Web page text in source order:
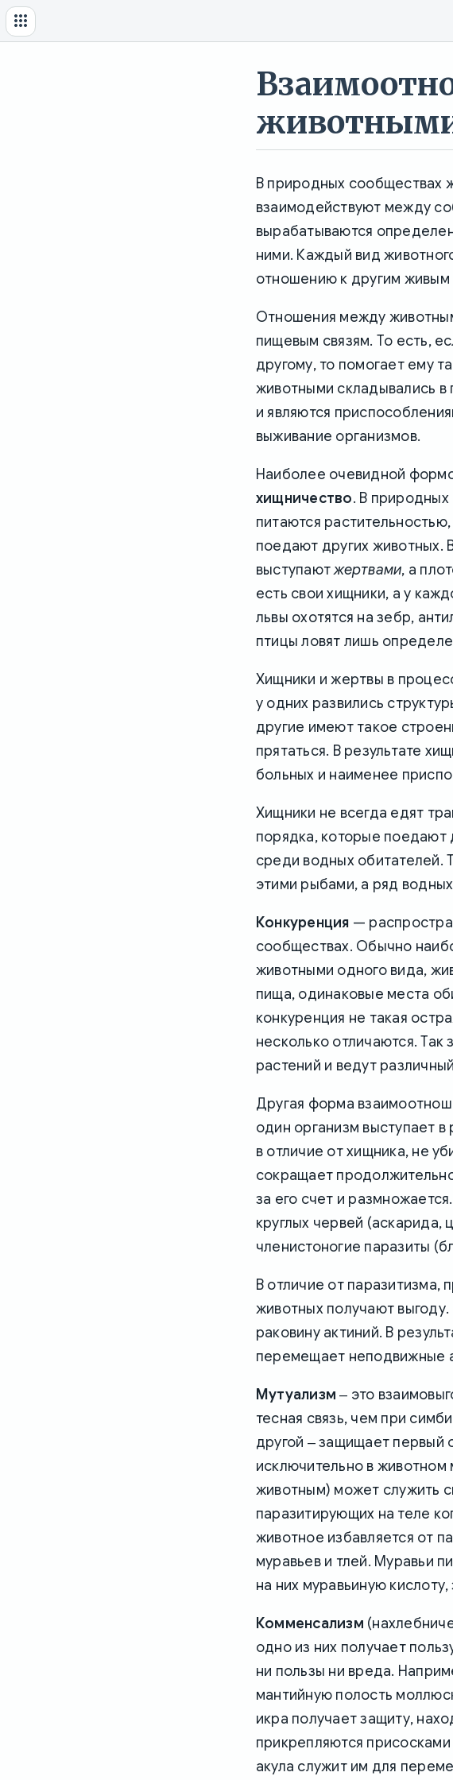
В природных сообществах
взаимодействуют между
вырабатываются
ними. Каждый вид
отношению к другим живым
Отношения между
пищевым связям. То есть,
другому, то помогает ему
животными складывались в
и являются
выживание организмов.
Наиболее очевидной
хищничество. В
питаются
поедают других животных.
выступаютжертвами, а
есть свои хищники, а у
львы охотятся на зебр,
птицы ловят лишь
Хищники и жертвы в
у одних развились
другие имеют такое
прятаться. В результате
больных и наименее
Хищники не всегда едят
порядка, которые поедают
среди водных обитателей.
этими рыбами, а ряд
Конкуренция —
сообществах. Обычно
животными одного вида,
пища, одинаковые места
конкуренция не такая
несколько отличаются.
растений и ведут
Другая форма
один организм выступает
в отличие от хищника, не
сокращает
за его счет и
круглых червей (аскарида,
членистоногие паразиты
В отличие от паразитизма,
животных получают
раковину актиний. В
перемещает неподвижные
Мутуализм ‒ это
тесная связь, чем при
другой ‒ защищает первый
исключительно в
животным) может служить
паразитирующих на теле
животное избавляется от
муравьев и тлей. Муравьи
на них муравьиную
Комменсализм
одно из них получает
ни пользы ни вреда.
мантийную полость
икра получает защиту,
прикрепляются
акула служит им для